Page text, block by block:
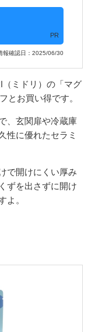
PR
報確認日：2025/06/30
ミドリ）の「マグ
とお買い得です。
、玄関扉や冷蔵庫
性に優れたセラミ
で開けにくい厚み
ずを出さずに開け
よ。